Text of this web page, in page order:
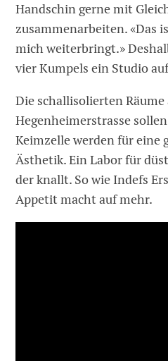
Handschin gerne mit
zusammenarbeiten. «Das
mich weiterbringt.»
vier Kumpels ein Studio
Die schallisolierten Räume
Hegenheimerstrasse
Keimzelle werden für eine
Ästhetik. Ein Labor für
der knallt. So wie Indefs
Appetit macht auf mehr.